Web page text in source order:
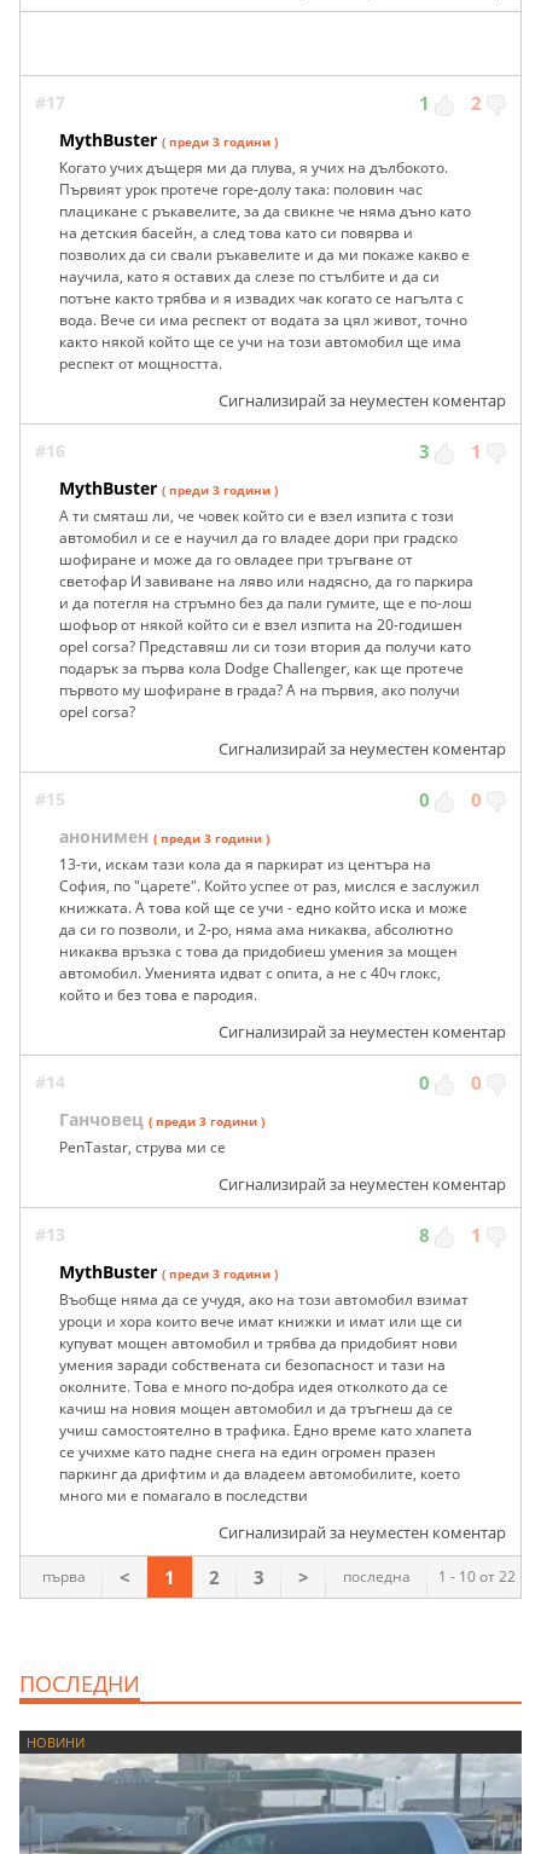
#17 1 2
MythBuster ( преди 3 години )
Когато учих дъщеря ми да плува, я учих на дълбокото.
Първият урок протече горе-долу така: половин час
плацикане с ръкавелите, за да свикне че няма дъно като
на детския басейн, а след това като си повярва и
позволих да си свали ръкавелите и да ми покаже какво е
научила, като я оставих да слезе по стълбите и да си
потъне както трябва и я извадих чак когато се нагълта с
вода. Вече си има респект от водата за цял живот, точно
както някой който ще се учи на този автомобил ще има
респект от мощността.
Сигнализирай за неуместен коментар
#16 3 1
MythBuster ( преди 3 години )
А ти смяташ ли, че човек който си е взел изпита с този
автомобил и се е научил да го владее дори при градско
шофиране и може да го овладее при тръгване от
светофар И завиване на ляво или надясно, да го паркира
и да потегля на стръмно без да пали гумите, ще е по-лош
шофьор от някой който си е взел изпита на 20-годишен
opel corsa? Представяш ли си този втория да получи като
подарък за първа кола Dodge Challenger, как ще протече
първото му шофиране в града? А на първия, ако получи
opel corsa?
Сигнализирай за неуместен коментар
#15 0 0
анонимен ( преди 3 години )
13-ти, искам тази кола да я паркират из центъра на
София, по "царете". Който успее от раз, мислся е заслужил
книжката. А това кой ще се учи - едно който иска и може
да си го позволи, и 2-ро, няма ама никаква, абсолютно
никаква връзка с това да придобиеш умения за мощен
автомобил. Уменията идват с опита, а не с 40ч глокс,
който и без това е пародия.
Сигнализирай за неуместен коментар
#14 0 0
Ганчовец ( преди 3 години )
PenTastar, струва ми се
Сигнализирай за неуместен коментар
#13 8 1
MythBuster ( преди 3 години )
Въобще няма да се учудя, ако на този автомобил взимат
уроци и хора които вече имат книжки и имат или ще си
купуват мощен автомобил и трябва да придобият нови
умения заради собствената си безопасност и тази на
околните. Това е много по-добра идея отколкото да се
качиш на новия мощен автомобил и да тръгнеш да се
учиш самостоятелно в трафика. Едно време като хлапета
се учихме като падне снега на един огромен празен
паркинг да дрифтим и да владеем автомобилите, което
много ми е помагало в последстви
Сигнализирай за неуместен коментар
1 - 10 от 22
първа < 1 2 3 > последна
ПОСЛЕДНИ
НОВИНИ